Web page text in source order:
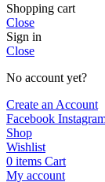
Shopping cart
Close
Sign in
Close
No account yet?
Create an Account
Facebook
Shop
Wishlist
0 items Cart
My account